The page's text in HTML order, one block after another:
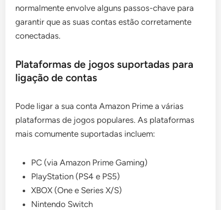
normalmente envolve alguns passos-chave para
garantir que as suas contas estão corretamente
conectadas.
Plataformas de jogos suportadas para
ligação de contas
Pode ligar a sua conta Amazon Prime a várias
plataformas de jogos populares. As plataformas
mais comumente suportadas incluem:
PC (via Amazon Prime Gaming)
PlayStation (PS4 e PS5)
XBOX (One e Series X/S)
Nintendo Switch